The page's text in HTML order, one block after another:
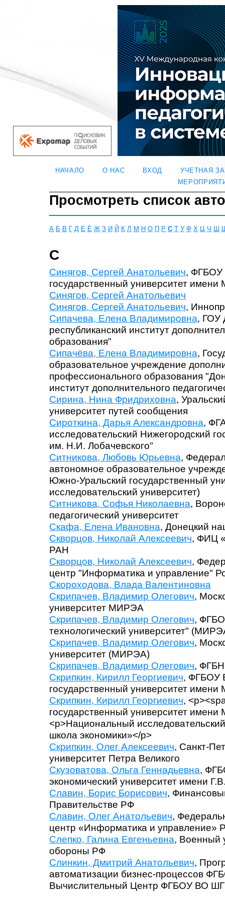
НАЧАЛО О НАС ВХОД
УЧЕТНАЯ
Просмотреть список
А Б В Г Д Е Ё Ж З И Й К Л М Н О П Р С Т У Ф Х Ц Ч Ш
С
Синягов, Сергей Анатольевич, ФГБОУ
государственный университет
Синягов, Сергей Анатольевич
Синягов, Сергей Анатольевич,
Сипачева, Елена Владимировна, ГОУ
республиканский институт
образования"
Сипачёва, Елена Владимировна,
образовательное учреждение
профессионального образования
институт дополнительного
Сирина, Нина Фридриховна,
университет путей сообщения
Сироткина, Дарья Александровна,
исследовательский Нижегородский
им. Н.И. Лобачевского"
Ситникова, Любовь Юрьевна,
автономное образовательное
Южно-Уральский государственный
исследовательский университет)
Ситникова, Софья Николаевна,
педагогический университет
Скафа, Елена Ивановна, Донецкий
Скворцов, Николай Алексеевич, ФИЦ
РАН
Скворцов, Николай Алексеевич,
центр "Информатика и управление"
Скороходова, Влада Валентиновна
Скрипачев, Владимир Олегович,
университет МИРЭА
Скрипачев, Владимир Олегович,
технологический университет"
Скрипачев, Владимир Олегович,
университет (МИРЭА)
Скрипачев, Владимир Олегович,
Скрипкин, Кирилл Георгиевич, ФГБОУ
государственный университет
Скрипкин, Кирилл Георгиевич,
государственный университет
<p>Национальный
школа экономики»</p>
Скрипкин, Олег Алексеевич, Санкт-
университет Петра Великого
Скузоватова, Ольга Геннадьевна,
экономический университет имени
Славин, Борис Борисович,
Правительстве РФ
Славин, Олег Анатольевич,
центр «Информатика и управление»
Слепко, Галина Евгеньевна, Военный
обороны РФ
Слинкин, Дмитрий Анатольевич,
автоматизации бизнес-процессов
Вычислительный Центр ФГБОУ ВО